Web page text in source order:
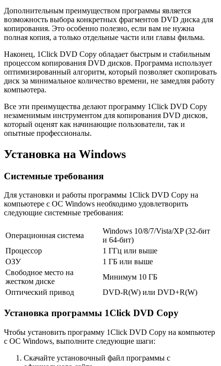
Дополнительным преимуществом программы является
возможность выбора конкретных фрагментов DVD диска для
копирования. Это особенно полезно, если вам не нужна
полная копия, а только отдельные части или главы фильма.
Наконец, 1Click DVD Copy обладает быстрым и стабильным
процессом копирования DVD дисков. Программа использует
оптимизированный алгоритм, который позволяет скопировать
диск за минимальное количество времени, не замедляя работу
компьютера.
Все эти преимущества делают программу 1Click DVD Copy
незаменимым инструментом для копирования DVD дисков,
который оценят как начинающие пользователи, так и
опытные профессионалы.
Установка на Windows
Системные требования
Для установки и работы программы 1Click DVD Copy на
компьютере с ОС Windows необходимо удовлетворить
следующие системные требования:
Операционная система
Windows 10/8/7/Vista/XP (32-бит
и 64-бит)
Процессор
1 ГГц или выше
ОЗУ
1 ГБ или выше
Свободное место на
жестком диске
Минимум 10 ГБ
Оптический привод
DVD-R(W) или DVD+R(W)
Установка программы 1Click DVD Copy
Чтобы установить программу 1Click DVD Copy на компьютер
с ОС Windows, выполните следующие шаги:
Скачайте установочный файл программы с